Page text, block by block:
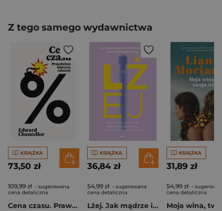
Z tego samego wydawnictwa
KSIĄŻKA
73,50 zł
109,99 zł - sugerowana
cena detaliczna
Cena czasu. Prawdziwa historia odsetek
KSIĄŻKA
36,84 zł
54,99 zł - sugerowana
cena detaliczna
Lżej. Jak mądrze i skutecznie korzystać z leków GLP-1 oraz zmienić nawyki na lepsze
KSIĄŻKA
31,89 zł
54,99 zł -
cena detaliczna